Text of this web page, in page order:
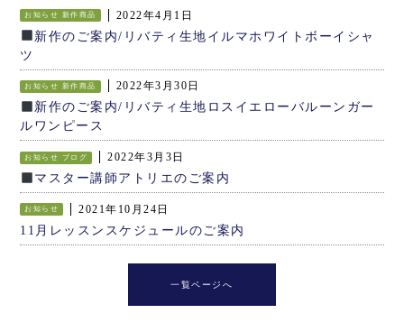
お知らせ 新作商品 2022年4月1日
新作のご案内/リバティ生地イルマホワイトボーイシャ
ツ
お知らせ 新作商品 2022年3月30日
新作のご案内/リバティ生地ロスイエローバルーンガー
ルワンピース
お知らせ ブログ 2022年3月3日
マスター講師アトリエのご案内
お知らせ 2021年10月24日
11月レッスンスケジュールのご案内
一覧ページへ